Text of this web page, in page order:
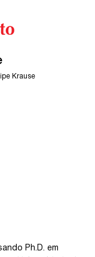
Krause
Ph.D. em